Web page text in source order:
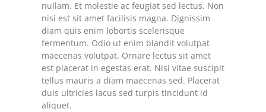
nullam. Et molestie ac feugiat sed lectus. Non
nisi est sit amet facilisis magna. Dignissim
diam quis enim lobortis scelerisque
fermentum. Odio ut enim blandit volutpat
maecenas volutpat. Ornare lectus sit amet
est placerat in egestas erat. Nisi vitae suscipit
tellus mauris a diam maecenas sed. Placerat
duis ultricies lacus sed turpis tincidunt id
aliquet.